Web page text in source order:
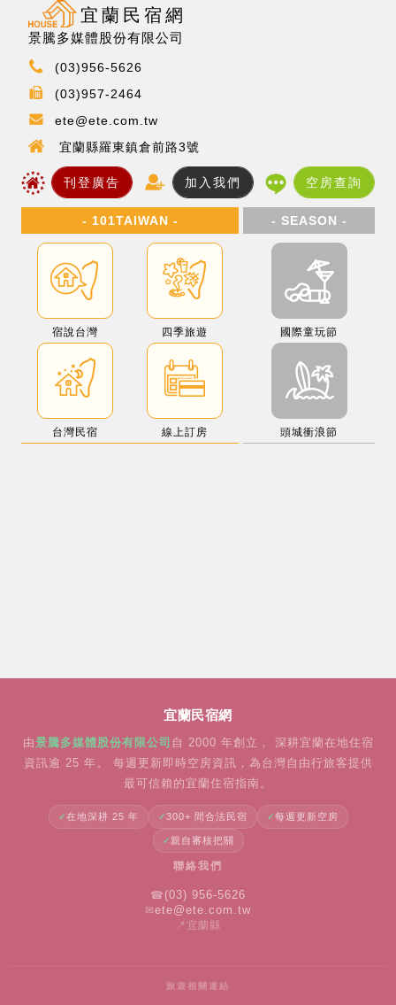
宜蘭民宿網
景騰多媒體股份有限公司
(03)956-5626
(03)957-2464
ete@ete.com.tw
宜蘭縣羅東鎮倉前路3號
刊登廣告 加入我們 空房查詢
- 101TAIWAN -
宿說台灣 四季旅遊
台灣民宿 線上訂房
- SEASON -
國際童玩節
頭城衝浪節
宜蘭民宿網
由景騰多媒體股份有限公司 自 2000 年創立， 深耕宜蘭在地住宿
資訊逾 25 年。 每週更新即時空房資訊，為台灣自由行旅客提供
最可信賴的宜蘭住宿指南。
在地深耕 25 年 300+ 間合法民宿 每週更新空房
親自審核把關
聯絡我們
☎ (03) 956-5626
✉ete@ete.com.tw
📍 宜蘭縣
旅遊相關連結